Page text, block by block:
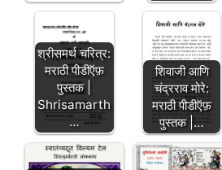
श्रीसमर्थ चरित्र:
मराठी पीडीऍफ़
पुस्तक |
Shrisamarth
…
शिवाजी आणि
चंद्रराव मोरे:
मराठी पीडीऍफ़
पुस्तक |…